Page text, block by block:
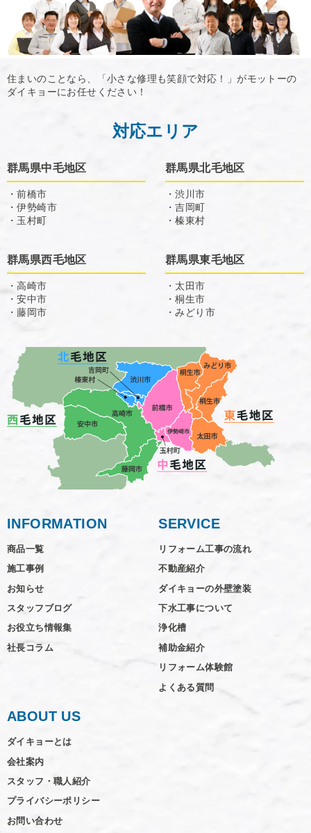
住まいのことなら、「小さな修理も笑顔で対応！」がモットーの
ダイキョーにお任せください！
対応エリア
群馬県中毛地区
・前橋市
・伊勢崎市
・玉村町
群馬県北毛地区
・渋川市
・吉岡町
・榛東村
群馬県西毛地区
・高崎市
・安中市
・藤岡市
群馬県東毛地区
・太田市
・桐生市
・みどり市
INFORMATION
商品一覧
施工事例
お知らせ
スタッフブログ
お役立ち情報集
社長コラム
SERVICE
リフォーム工事の流れ
不動産紹介
ダイキョーの外壁塗装
下水工事について
浄化槽
補助金紹介
リフォーム体験館
よくある質問
ABOUT US
ダイキョーとは
会社案内
スタッフ・職人紹介
プライバシーポリシー
お問い合わせ